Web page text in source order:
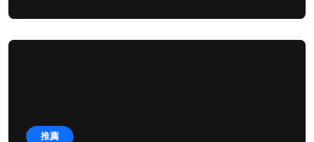
推薦